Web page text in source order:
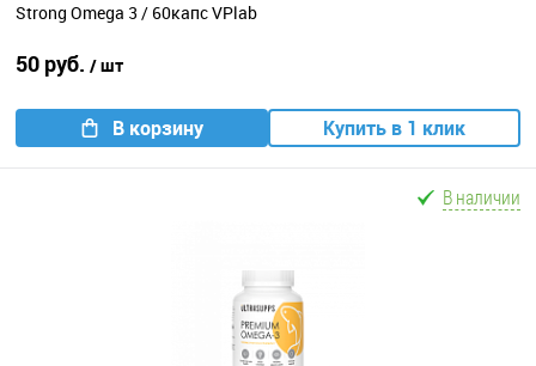
Strong Omega 3 / 60капс VPlab
50 руб. / шт
В корзину Купить в 1 клик
В наличии